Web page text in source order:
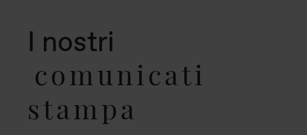
I nostri
comunicati
stampa